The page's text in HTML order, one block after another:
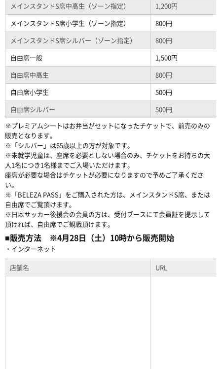
メインスタンドS席中高生（ゾーン指定）
1,200円
メインスタンドS席小学生（ゾーン指定）
800円
メインスタンドS席シルバー（ゾーン指定）
800円
自由席一般
1,500円
自由席中高生
800円
自由席小学生
500円
自由席シルバー
500円
※プレミアムシートはお弁当がセットになったチケットで、前売のみの
販売となります。
※「シルバー」は65歳以上の方が対象です。
※未就学児童は、座席を必要としない場合のみ、チケットをお持ちの大
人1名につき1名様までご入場いただけます。
座席が必要な場合はチケットが必要になりますので予めご了承くださ
い。
※「BELEZA PASS」をご購入された方は、メインスタンドS席、または
自由席でご覧頂けます。
※日本サッカー後援会の会員の方は、受付ブースにて会員証を提示して
頂ければ、自由席でご観戦頂けます。
■販売方法 ※4月28日（土）10時から販売開始
・インターネット
店舗名
URL